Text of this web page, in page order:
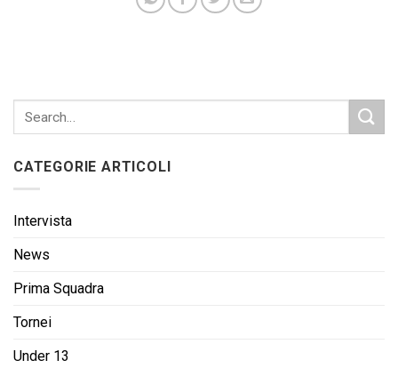
CATEGORIE ARTICOLI
Intervista
News
Prima Squadra
Tornei
Under 13